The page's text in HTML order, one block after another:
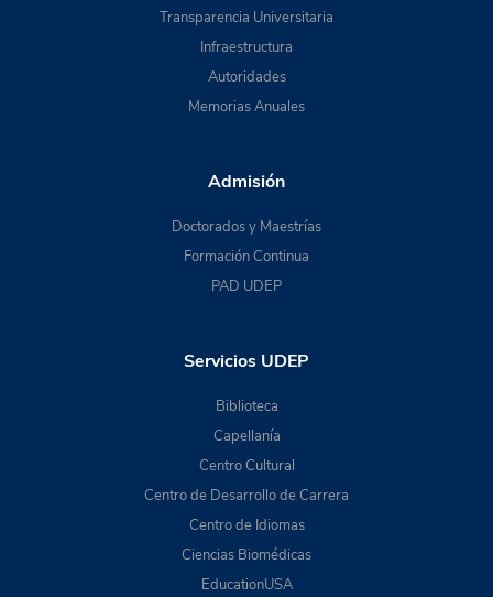
Transparencia Universitaria
Infraestructura
Autoridades
Memorias Anuales
Admisión
Doctorados y Maestrías
Formación Continua
PAD UDEP
Servicios UDEP
Biblioteca
Capellanía
Centro Cultural
Centro de Desarrollo de Carrera
Centro de Idiomas
Ciencias Biomédicas
EducationUSA